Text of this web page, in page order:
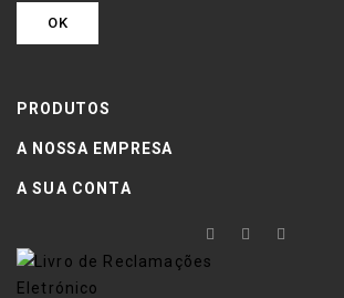
PRODUTOS
A NOSSA EMPRESA
A SUA CONTA